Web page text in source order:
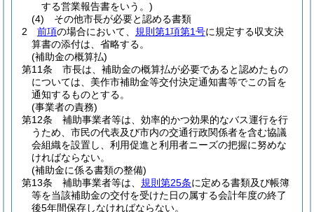
する営業報告書をいう。)
(4)
その他市長が必要と認める書類
2
前項の場合において、 規則第1項第1号に規定する収支決
算書の添付は、省略する。
(補助金の概算払)
第11条
市長は、補助金の概算払が必要であると認めたもの
については、美作市補助金等交付決定通知書等でこの旨を
通知するものとする。
(事業者の責務)
第12条
補助事業者等は、効率的かつ効果的なバス運行を行
うため、市民の代表及び市内の交通行政関係者を含む協議
会組織を設置し、利用促進と利用者ニーズの把握に努めな
ければならない。
(補助金に係る書類の整備)
第13条
補助事業者等は、 規則第25条に定める書類及び帳簿
等を当該補助金の交付を受けた日の属する会計年度の終了
後5年間保存しなければならない。